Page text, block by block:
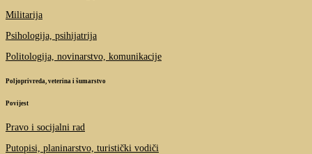
Militarija
Psihologija, psihijatrija
Politologija, novinarstvo, komunikacije
Poljoprivreda, veterina i šumarstvo
Povijest
Pravo i socijalni rad
Putopisi, planinarstvo, turistički vodiči